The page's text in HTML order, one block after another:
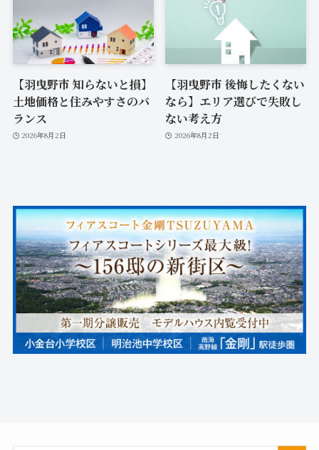
【羽曳野市 知らないと損】
土地価格と住みやすさのバ
ランス
2026年8月2日
【羽曳野市 後悔したくない
なら】エリア選びで失敗し
ない考え方
2026年8月2日